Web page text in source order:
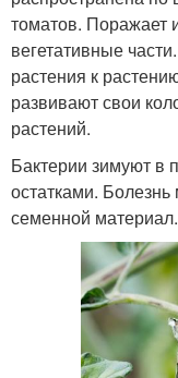
томатов. Поражает
вегетативные
растения к
развивают свои
растений.
Бактерии зимуют в
остатками.
семенной материал.